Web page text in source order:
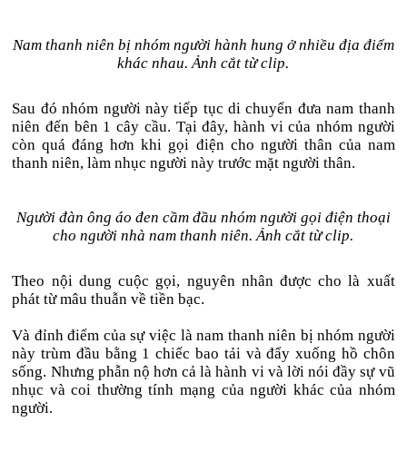
Nam thanh niên bị nhóm người hành hung ở nhiều địa điểm
khác nhau. Ảnh cắt từ clip.
Sau đó nhóm người này tiếp tục di chuyển đưa nam thanh
niên đến bên 1 cây cầu. Tại đây, hành vi của nhóm người
còn quá đáng hơn khi gọi điện cho người thân của nam
thanh niên, làm nhục người này trước mặt người thân.
Người đàn ông áo đen cầm đầu nhóm người gọi điện thoại
cho người nhà nam thanh niên. Ảnh cắt từ clip.
Theo nội dung cuộc gọi, nguyên nhân được cho là xuất
phát từ mâu thuẫn về tiền bạc.
Và đỉnh điểm của sự việc là nam thanh niên bị nhóm người
này trùm đầu bằng 1 chiếc bao tải và đẩy xuống hồ chôn
sống. Nhưng phẫn nộ hơn cả là hành vi và lời nói đầy sự vũ
nhục và coi thường tính mạng của người khác của nhóm
người.